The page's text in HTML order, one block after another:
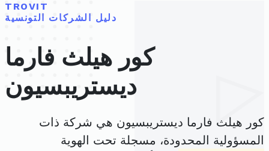
TROVIT
دليل الشركات التونسية
كور هيلث فارما
ديستريبسيون
كور هيلث فارما ديستريبسيون هي شركة ذات
المسؤولية المحدودة، مسجلة تحت الهوية